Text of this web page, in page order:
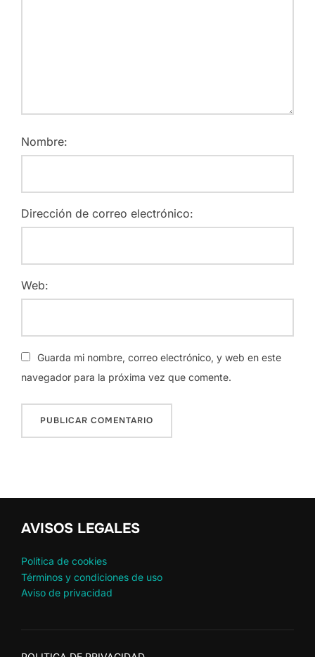
Nombre:
Dirección de correo electrónico:
Web:
Guarda mi nombre, correo electrónico, y web en este
navegador para la próxima vez que comente.
AVISOS LEGALES
Política de cookies
Términos y condiciones de uso
Aviso de privacidad